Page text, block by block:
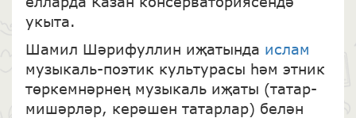
укыта.
Шамил Шәрифуллин иҗатында ислам
музыкаль-поэтик культурасы һәм этник
төркемнәрнең музыкаль иҗаты (татар-
мишәрләр, керәшен татарлар) белән